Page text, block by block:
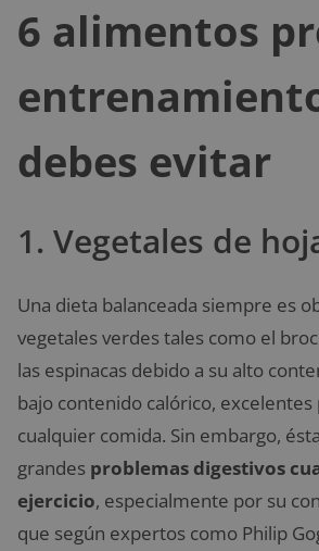
6 alimentos
debes evitar
1. Vegetales de
Una dieta balanceada siempre es
vegetales verdes tales como el
las espinacas debido a su alto
bajo contenido calórico,
cualquier comida. Sin embargo,
grandes problemas digestivos
ejercicio, especialmente por su
que según expertos como Philip